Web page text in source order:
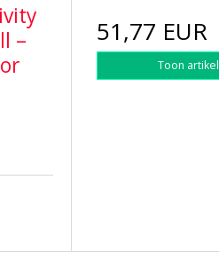
–
51,77 EUR
Toon artikel